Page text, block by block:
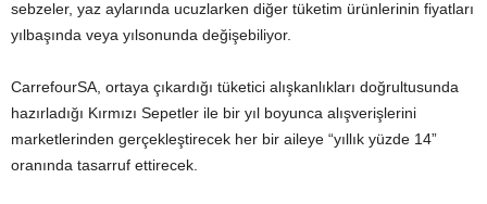
sebzeler, yaz aylarında ucuzlarken diğer tüketim ürünlerinin fiyatları
yılbaşında veya yılsonunda değişebiliyor.
CarrefourSA, ortaya çıkardığı tüketici alışkanlıkları doğrultusunda
hazırladığı Kırmızı Sepetler ile bir yıl boyunca alışverişlerini
marketlerinden gerçekleştirecek her bir aileye “yıllık yüzde 14”
oranında tasarruf ettirecek.